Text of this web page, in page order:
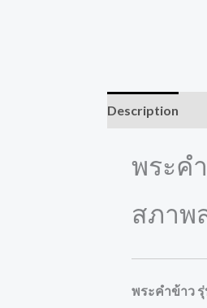
Description
พระค
สภาพ
พระคำข้าว